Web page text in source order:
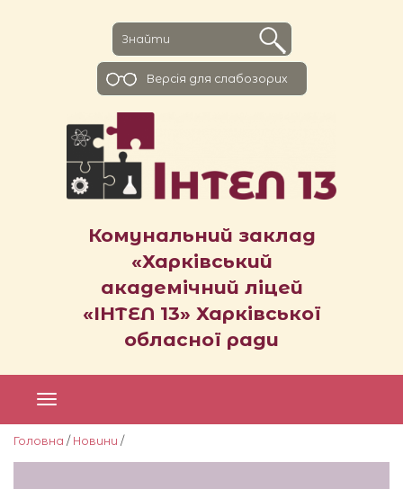
Комунальний заклад
«Харківський
академічний ліцей
«ІНТЕЛ 13» Харківської
обласної ради
Версiя для слабозорих
Головна / Новини /